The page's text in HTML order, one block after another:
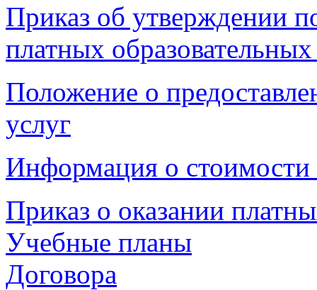
Приказ об утверждении
платных
Положение о
услуг
Информация о стоимости
Приказ о оказании
Учебные планы
Договора